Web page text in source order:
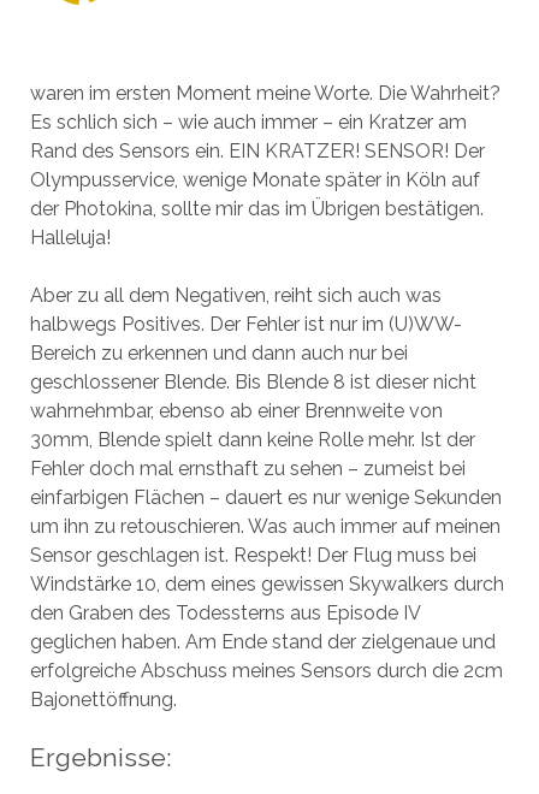
waren im ersten Moment meine Worte. Die Wahrheit?
Es schlich sich – wie auch immer – ein Kratzer am
Rand des Sensors ein. EIN KRATZER! SENSOR! Der
Olympusservice, wenige Monate später in Köln auf
der Photokina, sollte mir das im Übrigen bestätigen.
Halleluja!
Aber zu all dem Negativen, reiht sich auch was
halbwegs Positives. Der Fehler ist nur im (U)WW-
Bereich zu erkennen und dann auch nur bei
geschlossener Blende. Bis Blende 8 ist dieser nicht
wahrnehmbar, ebenso ab einer Brennweite von
30mm, Blende spielt dann keine Rolle mehr. Ist der
Fehler doch mal ernsthaft zu sehen – zumeist bei
einfarbigen Flächen – dauert es nur wenige Sekunden
um ihn zu retouschieren. Was auch immer auf meinen
Sensor geschlagen ist. Respekt! Der Flug muss bei
Windstärke 10, dem eines gewissen Skywalkers durch
den Graben des Todessterns aus Episode IV
geglichen haben. Am Ende stand der zielgenaue und
erfolgreiche Abschuss meines Sensors durch die 2cm
Bajonettöffnung.
Ergebnisse: